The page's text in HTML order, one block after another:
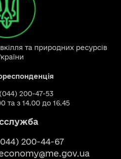
та природних ресурсів
200-47-53
та з 14.00 до 16.45
200-44-67